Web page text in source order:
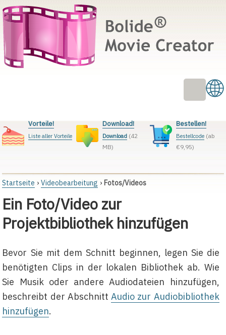
Vorteile!
Liste aller Vorteile
Download!
Download (42
MB)
Bestellen!
Bestellcode (ab
€9,95)
Startseite Videobearbeitung Fotos/Videos
Ein Foto/Video zur
Projektbibliothek hinzufügen
Bevor Sie mit dem Schnitt beginnen, legen Sie die
benötigten Clips in der lokalen Bibliothek ab. Wie
Sie Musik oder andere Audiodateien hinzufügen,
beschreibt der AbschnittAudio zur Audiobibliothek
hinzufügen.